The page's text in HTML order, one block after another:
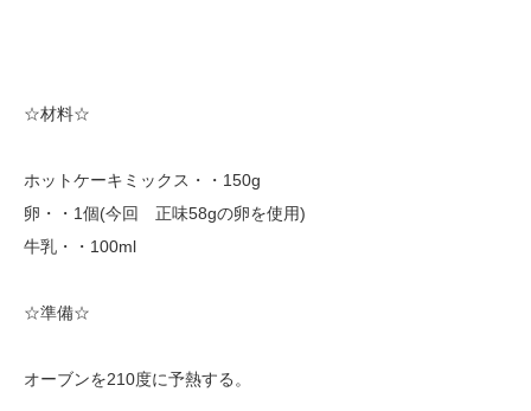
☆材料☆
ホットケーキミックス・・150g
卵・・1個(今回 正味58gの卵を使用)
牛乳・・100ml
☆準備☆
オーブンを210度に予熱する。